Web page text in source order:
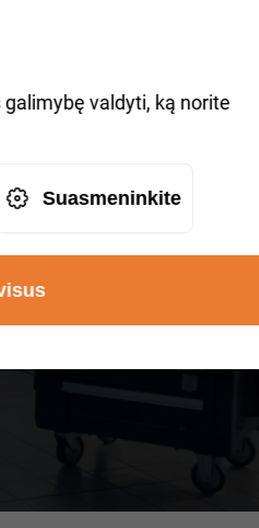
to
valdyti, ką norite
Suasmeninkite